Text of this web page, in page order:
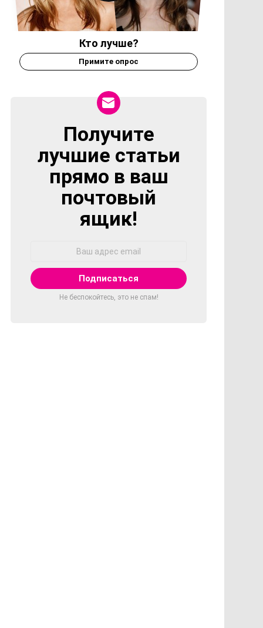
Кто лучше?
Примите опрос
NEWSLETTER
Получите
лучшие статьи
прямо в ваш
почтовый
ящик!
Не беспокойтесь, это не спам!